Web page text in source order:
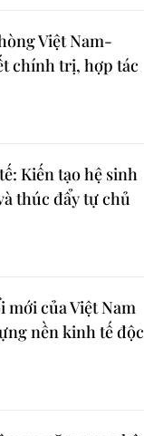
Việt Nam-
chính trị, hợp tác
Kiến tạo hệ sinh
thúc đẩy tự chủ
của Việt Nam
nền kinh tế độc